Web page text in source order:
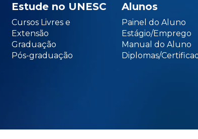
Estude no UNESC
Cursos Livres e
Extensão
Graduação
Pós-graduação
Alunos
Painel do Aluno
Estágio/Emprego
Manual do Aluno
Diplomas/